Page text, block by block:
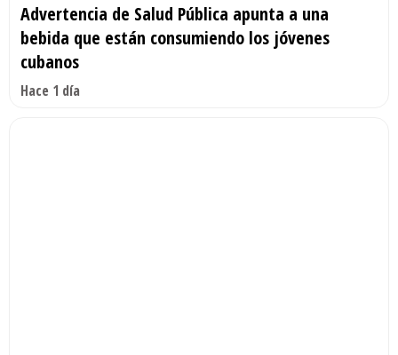
Advertencia de Salud Pública apunta a una
bebida que están consumiendo los jóvenes
cubanos
Hace 1 día